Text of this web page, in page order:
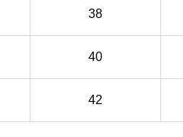
38
40
42